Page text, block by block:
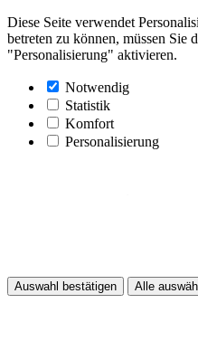
Diese Seite verwendet
betreten zu können, müssen Sie
"Personalisierung" aktivieren.
Notwendig
Statistik
Komfort
Personalisierung
Auswahl bestätigen Alle